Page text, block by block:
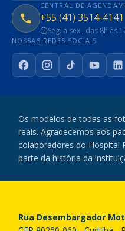
CENTRAL DE
+55 (41) 3514-4141
Seg. a sex., das 8h às
NOSSAS REDES SOCIAIS
FacebookInstagram
TikTok
Os modelos de todas as
reais. Agradecemos aos
colaboradores do Hospital
parte da história da
Rua Desembargador